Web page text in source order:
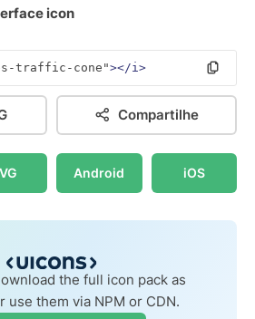
icon
traffic-cone"></i>
Compartilhe
Android iOS
the full icon pack as
use them via NPM or CDN.